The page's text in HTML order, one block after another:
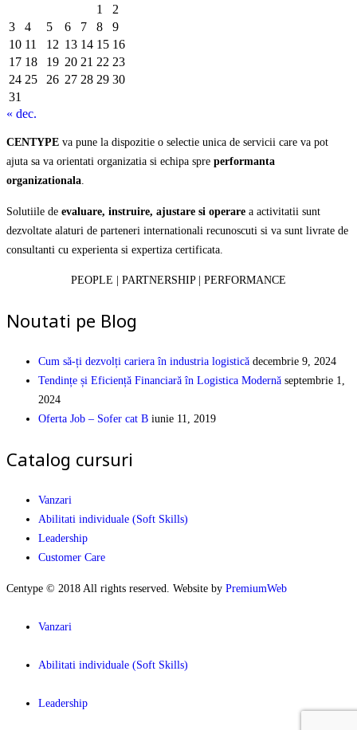
1
2
3
4 5 6 7 8
9
10 11 12 13 14 15 16
17 18 19 20 21 22 23
24 25 26 27 28 29 30
31
« dec.
CENTYPE va pune la dispozitie o selectie unica de servicii care va pot
ajuta sa va orientati organizatia si echipa spre performanta
organizationala.
Solutiile de evaluare, instruire, ajustare si operare a activitatii sunt
dezvoltate alaturi de parteneri internationali recunoscuti si va sunt livrate de
consultanti cu experienta si expertiza certificata.
PEOPLE | PARTNERSHIP | PERFORMANCE
Noutati pe Blog
Cum să-ți dezvolți cariera în industria logistică decembrie 9, 2024
Tendințe și Eficiență Financiară în Logistica Modernă septembrie 1,
2024
Oferta Job – Sofer cat B iunie 11, 2019
Catalog cursuri
Vanzari
Abilitati individuale (Soft Skills)
Leadership
Customer Care
Centype © 2018 All rights reserved. Website by PremiumWeb
Vanzari
Abilitati individuale (Soft Skills)
Leadership